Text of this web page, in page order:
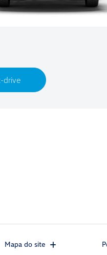
drive
Mapa do site